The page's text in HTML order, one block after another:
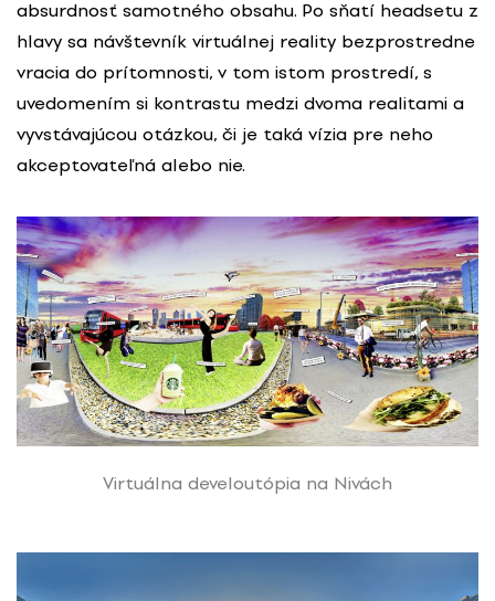
absurdnosť samotného obsahu. Po sňatí headsetu z
hlavy sa návštevník virtuálnej reality bezprostredne
vracia do prítomnosti, v tom istom prostredí, s
uvedomením si kontrastu medzi dvoma realitami a
vyvstávajúcou otázkou, či je taká vízia pre neho
akceptovateľná alebo nie.
Virtuálna develoutópia na Nivách